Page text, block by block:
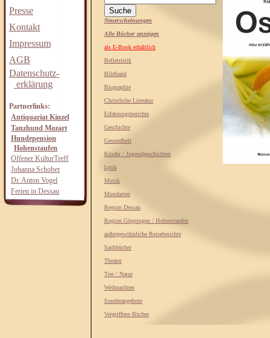
Presse
Kontakt
Impressum
AGB
Datenschutz-
erklärung
Partnerlinks:
Antiquariat Kinzel
Tanzhund Mozart
Hundepension
Hohenstaufen
Offener KulturTreff
Johanna Schober
Dr. Anton Vogel
Ferien in Dessau
Neuerscheinungen
Alle Bücher anzeigen
als E-Book erhältlich
Belletristik
Bildband
Biographie
Christliche Literatur
Erfahrungsberichte
Geschichte
Gesundheit
Kinder / Jugendgeschichten
Lyrik
Musik
Mundarten
Region Dessau
Region Göppingen / Hohenstaufen
außergewöhnliche Reiseberichte
Sachbücher
Theater
Tier / Natur
Weihnachten
Sonderangebote
Vergriffene Bücher